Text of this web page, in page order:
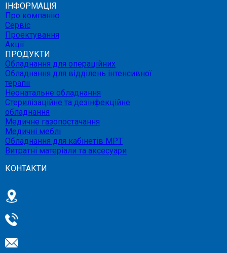
ІНФОРМАЦІЯ
Про компанію
Сервіс
Проектування
Акції
ПРОДУКТИ
Обладнання для операційних
Обладнання для відділень інтенсивної
терапії
Неонатальне обладнання
Стерилізаційне та дезінфекційне
обладнання
Медичне газопостачання
Медичні меблі
Обладнання для кабінетів МРТ
Витратні матеріали та аксесуари
КОНТАКТИ